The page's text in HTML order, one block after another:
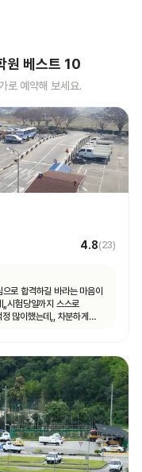
원 베스트 10
로 예약해 보세요.
4.8(23)
로 합격하길 바라는 마음이
시험당일까지 스스로
많이했는데,, 차분하게